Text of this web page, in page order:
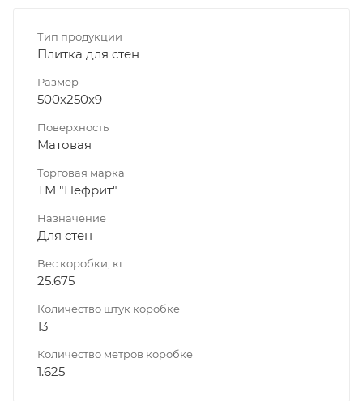
Тип продукции
Плитка для стен
Размер
500х250х9
Поверхность
Матовая
Торговая марка
ТМ "Нефрит"
Назначение
Для стен
Вес коробки, кг
25.675
Количество штук коробке
13
Количество метров коробке
1.625